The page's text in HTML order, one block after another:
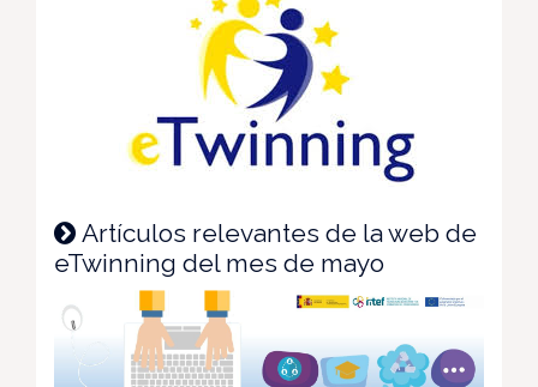
Artículos relevantes de la web de
eTwinning del mes de mayo